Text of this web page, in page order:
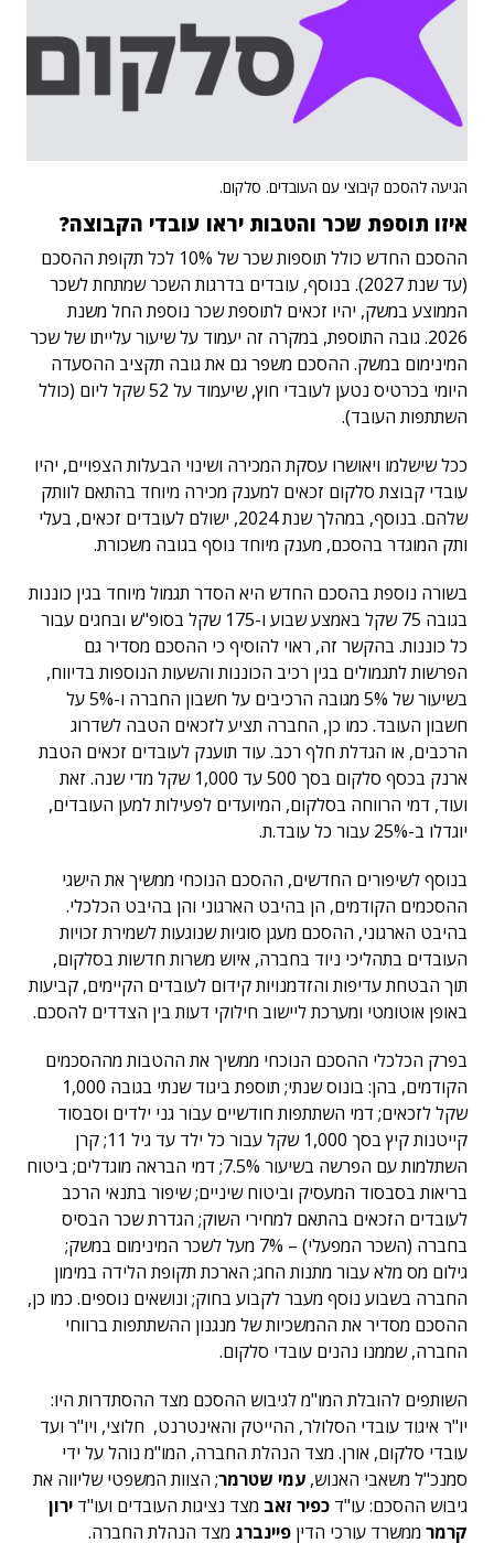
הגיעה להסכם קיבוצי עם העובדים. סלקום.
איזו תוספת שכר והטבות יראו עובדי הקבוצה?
ההסכם החדש כולל תוספות שכר של 10% לכל תקופת ההסכם
(עד שנת 2027). בנוסף, עובדים בדרגות השכר שמתחת לשכר
הממוצע במשק, יהיו זכאים לתוספת שכר נוספת החל משנת
2026. גובה התוספת, במקרה זה יעמוד על שיעור עלייתו של שכר
המינימום במשק. ההסכם משפר גם את גובה תקציב ההסעדה
היומי בכרטיס נטען לעובדי חוץ, שיעמוד על 52 שקל ליום (כולל
השתתפות העובד).
ככל שישלמו ויאושרו עסקת המכירה ושינוי הבעלות הצפויים, יהיו
עובדי קבוצת סלקום זכאים למענק מכירה מיוחד בהתאם לוותק
שלהם. בנוסף, במהלך שנת 2024, ישולם לעובדים זכאים, בעלי
ותק המוגדר בהסכם, מענק מיוחד נוסף בגובה משכורת.
בשורה נוספת בהסכם החדש היא הסדר תגמול מיוחד בגין כוננות
בגובה 75 שקל באמצע שבוע ו-175 שקל בסופ"ש ובחגים עבור
כל כוננות. בהקשר זה, ראוי להוסיף כי ההסכם מסדיר גם
הפרשות לתגמולים בגין רכיב הכוננות והשעות הנוספות בדיווח,
בשיעור של 5% מגובה הרכיבים על חשבון החברה ו-5% על
חשבון העובד. כמו כן, החברה תציע לזכאים הטבה לשדרוג
הרכבים, או הגדלת חלף רכב. עוד תוענק לעובדים זכאים הטבת
ארנק בכסף סלקום בסך 500 עד 1,000 שקל מדי שנה. זאת
ועוד, דמי הרווחה בסלקום, המיועדים לפעילות למען העובדים,
יוגדלו ב-25% עבור כל עובד.ת.
בנוסף לשיפורים החדשים, ההסכם הנוכחי ממשיך את הישגי
ההסכמים הקודמים, הן בהיבט הארגוני והן בהיבט הכלכלי.
בהיבט הארגוני, ההסכם מעגן סוגיות שנוגעות לשמירת זכויות
העובדים בתהליכי ניוד בחברה, איוש משרות חדשות בסלקום,
תוך הבטחת עדיפות והזדמנויות קידום לעובדים הקיימים, קביעות
באופן אוטומטי ומערכת ליישוב חילוקי דעות בין הצדדים להסכם.
בפרק הכלכלי ההסכם הנוכחי ממשיך את ההטבות מההסכמים
הקודמים, בהן: בונוס שנתי; תוספת ביגוד שנתי בגובה 1,000
שקל לזכאים; דמי השתתפות חודשיים עבור גני ילדים וסבסוד
קייטנות קיץ בסך 1,000 שקל עבור כל ילד עד גיל 11; קרן
השתלמות עם הפרשה בשיעור 7.5%; דמי הבראה מוגדלים; ביטוח
בריאות בסבסוד המעסיק וביטוח שיניים; שיפור בתנאי הרכב
לעובדים הזכאים בהתאם למחירי השוק; הגדרת שכר הבסיס
בחברה (השכר המפעלי) – 7% מעל לשכר המינימום במשק;
גילום מס מלא עבור מתנות החג; הארכת תקופת הלידה במימון
החברה בשבוע נוסף מעבר לקבוע בחוק; ונושאים נוספים. כמו כן,
ההסכם מסדיר את ההמשכיות של מנגנון ההשתתפות ברווחי
החברה, שממנו נהנים עובדי סלקום.
השותפים להובלת המו"מ לגיבוש ההסכם מצד ההסתדרות היו:
יו"ר איגוד עובדי הסלולר, ההייטק והאינטרנט, חלוצי, ויו"ר ועד
עובדי סלקום, אורן. מצד הנהלת החברה, המו"מ נוהל על ידי
סמנכ"ל משאבי האנוש, עמי שטרמר; הצוות המשפטי שליווה את
גיבוש ההסכם: עו"ד כפיר זאב מצד נציגות העובדים ועו"ד ירון
קרמר ממשרד עורכי הדין פיינברג מצד הנהלת החברה.